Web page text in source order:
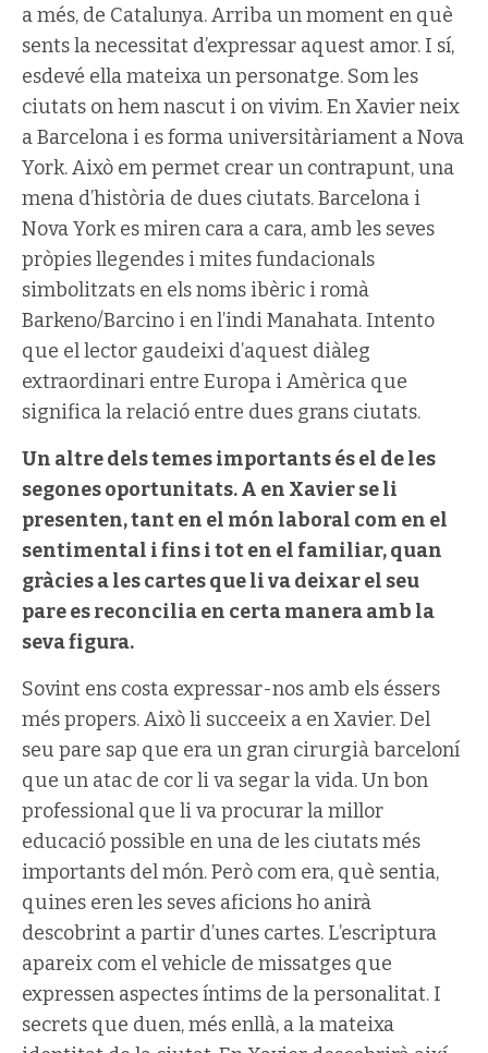
a més, de Catalunya. Arriba un moment en què
sents la necessitat d’expressar aquest amor. I sí,
esdevé ella mateixa un personatge. Som les
ciutats on hem nascut i on vivim. En Xavier neix
a Barcelona i es forma universitàriament a Nova
York. Això em permet crear un contrapunt, una
mena d’història de dues ciutats. Barcelona i
Nova York es miren cara a cara, amb les seves
pròpies llegendes i mites fundacionals
simbolitzats en els noms ibèric i romà
Barkeno/Barcino i en l’indi Manahata. Intento
que el lector gaudeixi d’aquest diàleg
extraordinari entre Europa i Amèrica que
significa la relació entre dues grans ciutats.
Un altre dels temes importants és el de les
segones oportunitats. A en Xavier se li
presenten, tant en el món laboral com en el
sentimental i fins i tot en el familiar, quan
gràcies a les cartes que li va deixar el seu
pare es reconcilia en certa manera amb la
seva figura.
Sovint ens costa expressar-nos amb els éssers
més propers. Això li succeeix a en Xavier. Del
seu pare sap que era un gran cirurgià barceloní
que un atac de cor li va segar la vida. Un bon
professional que li va procurar la millor
educació possible en una de les ciutats més
importants del món. Però com era, què sentia,
quines eren les seves aficions ho anirà
descobrint a partir d’unes cartes. L’escriptura
apareix com el vehicle de missatges que
expressen aspectes íntims de la personalitat. I
secrets que duen, més enllà, a la mateixa